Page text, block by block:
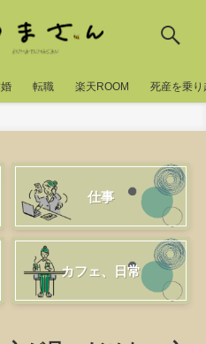
転職 楽天ROOM 死産を乗り
仕事
カフェ、日常